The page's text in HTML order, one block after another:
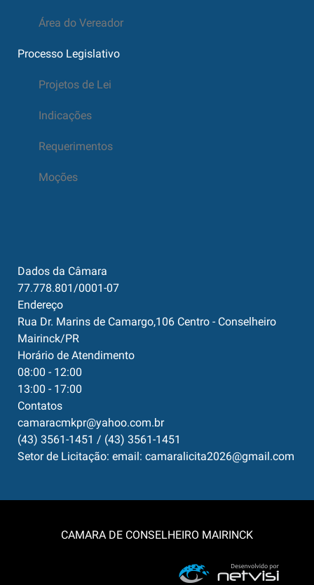
Área do Vereador
Processo Legislativo
Projetos de Lei
Indicações
Requerimentos
Moções
Dados da Câmara
77.778.801/0001-07
Endereço
Rua Dr. Marins de Camargo,106 Centro - Conselheiro
Mairinck/PR
Horário de Atendimento
08:00 - 12:00
13:00 - 17:00
Contatos
camaracmkpr@yahoo.com.br
(43) 3561-1451 / (43) 3561-1451
Setor de Licitação: email: camaralicita2026@gmail.com
CAMARA DE CONSELHEIRO MAIRINCK